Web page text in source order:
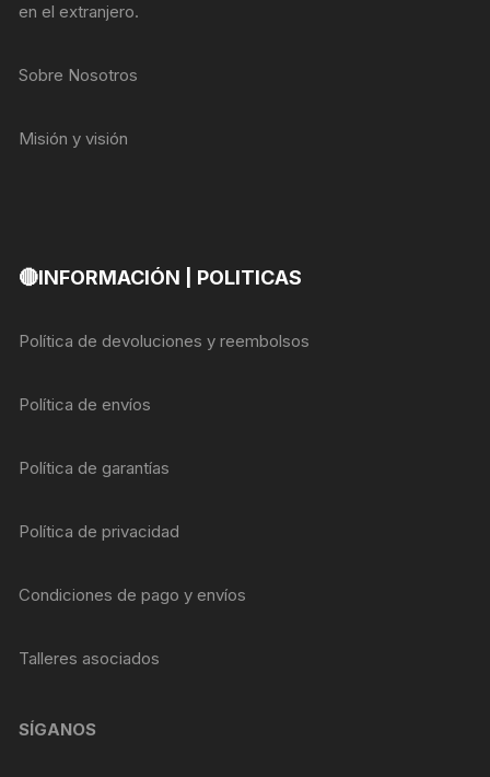
en el extranjero.
Sobre Nosotros
Misión y visión
🔴INFORMACIÓN | POLITICAS
Política de devoluciones y reembolsos
Política de envíos
Política de garantías
Política de privacidad
Condiciones de pago y envíos
Talleres asociados
SÍGANOS